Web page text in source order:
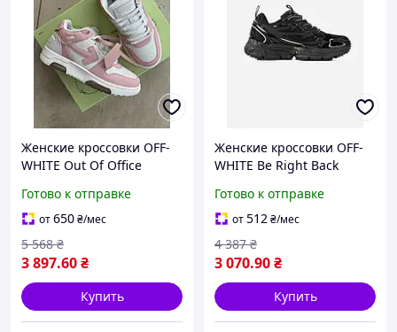
Женские кроссовки OFF-
WHITE Out Of Office
премиальные
повседневные
дизайнерские кроссовки
Cod:#offnr10
Готово к отправке
от650₴/мес
3 897.60₴
5 568 ₴
Купить
Женские кроссовки OFF-
WHITE Be Right Back
дизайнерские
повседневные кожа
текстиль Cod: OF008
Готово к отправке
от512₴/мес
3 070.90₴
4 387 ₴
Купить